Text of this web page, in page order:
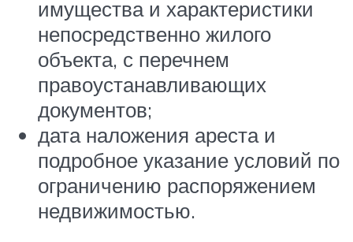
имущества и характеристики
непосредственно жилого
объекта, с перечнем
правоустанавливающих
документов;
дата наложения ареста и
подробное указание условий по
ограничению распоряжением
недвижимостью.